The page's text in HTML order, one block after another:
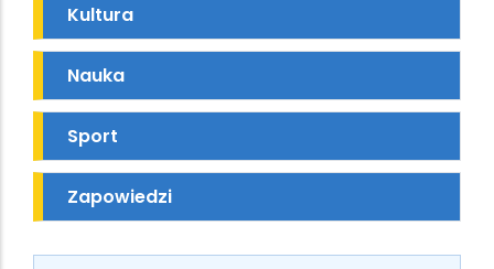
Kultura
Nauka
Sport
Zapowiedzi